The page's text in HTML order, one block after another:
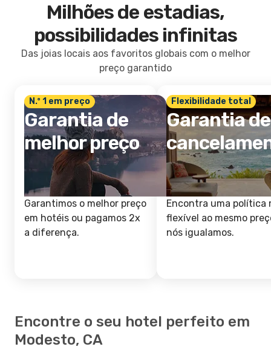
Milhões de estadias,
possibilidades infinitas
Das joias locais aos favoritos globais com o melhor
preço garantido
N.º 1 em preço
Garantia de
melhor preço
Garantimos o melhor preço
em hotéis ou pagamos 2x
a diferença.
Flexibilidade total
Garantia de
Encontra uma política
flexível ao mesmo
nós igualamos.
Encontre o seu hotel perfeito em
Modesto, CA